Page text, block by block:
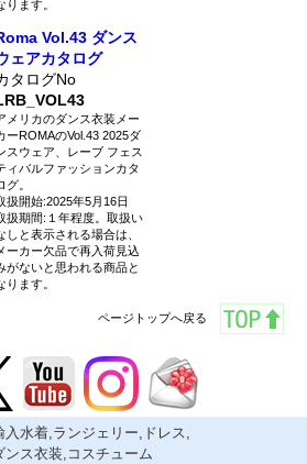
ります。
Vol.43 ダンス
ェアカタログ
タログNo
メリカのダンス衣装メー
ーROMAのVol.43 2025ダ
スウェア、レーブ フェス
ィバルファッションカタ
グ。
扱開始:2025年5月16日
扱期間:１年程度。取扱い
しと表示される場合は、
ーカー欠品で再入荷見込
がないと思われる商品と
ります。
ページトップへ戻る
入水着,ランジェリー,ドレス,
ンス衣装,コスチューム